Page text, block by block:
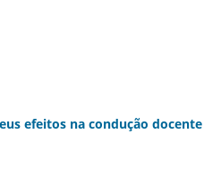
efeitos na condução docente